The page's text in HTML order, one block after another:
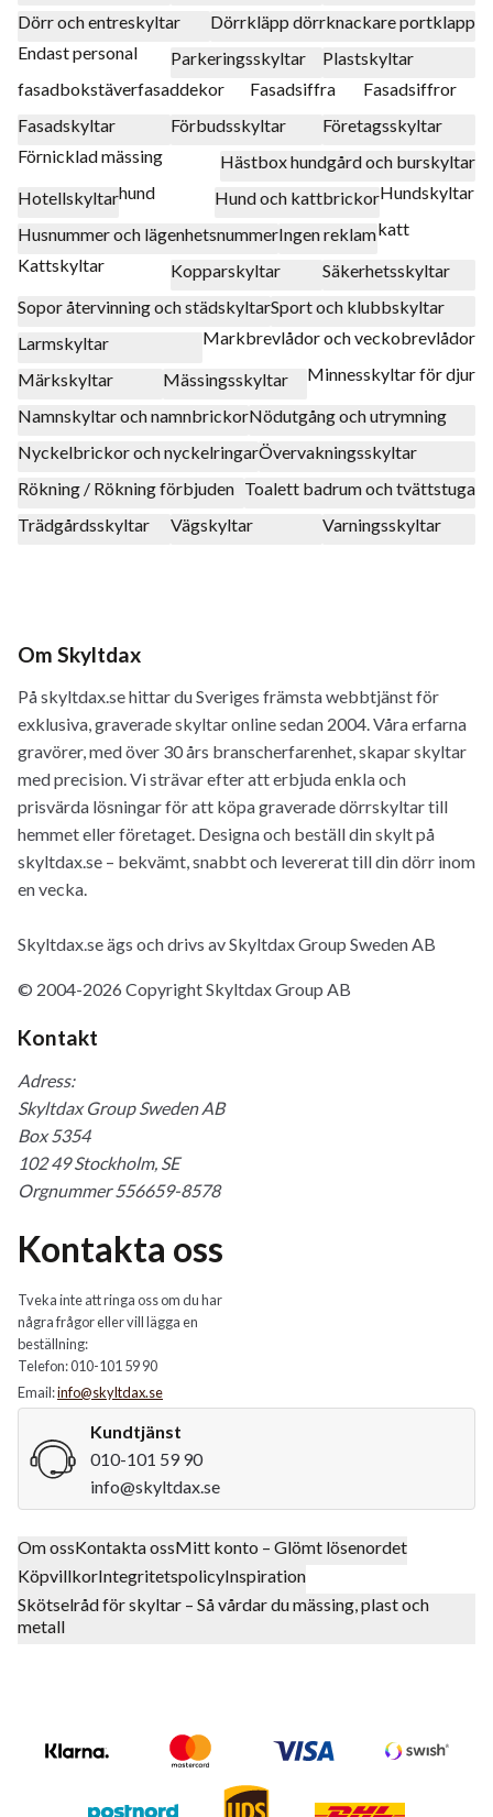
Dörr och entreskyltar
Dörrkläpp dörrknackare portklapp
Endast personal
Parkeringsskyltar
Plastskyltar
fasadbokstäverfasaddekor Fasadsiffra
Fasadsiffror
Fasadskyltar
Förbudsskyltar
Företagsskyltar
Förnicklad mässing
Hästbox hundgård och burskyltar
Hotellskyltarhund Hund och kattbrickorHundskyltar
Husnummer och lägenhetsnummerIngen reklamkatt
Kattskyltar
Kopparskyltar
Säkerhetsskyltar
Sopor återvinning och städskyltarSport och klubbskyltar
Larmskyltar
Markbrevlådor och veckobrevlådor
Märkskyltar
Mässingsskyltar
Minnesskyltar för djur
Namnskyltar och namnbrickorNödutgång och utrymning
Nyckelbrickor och nyckelringarÖvervakningsskyltar
Rökning / Rökning förbjuden Toalett badrum och tvättstuga
Trädgårdsskyltar
Vägskyltar Varningsskyltar
Om Skyltdax
På skyltdax.se hittar du Sveriges främsta webbtjänst för
exklusiva, graverade skyltar online sedan 2004. Våra erfarna
gravörer, med över 30 års branscherfarenhet, skapar skyltar
med precision. Vi strävar efter att erbjuda enkla och
prisvärda lösningar för att köpa graverade dörrskyltar till
hemmet eller företaget. Designa och beställ din skylt på
skyltdax.se – bekvämt, snabbt och levererat till din dörr inom
en vecka.
Skyltdax.se ägs och drivs av Skyltdax Group Sweden AB
© 2004-2026 Copyright Skyltdax Group AB
Kontakt
Adress:
Skyltdax Group Sweden AB
Box 5354
102 49 Stockholm, SE
Orgnummer 556659-8578
Kontakta oss
Tveka inte att ringa oss om du har
några frågor eller vill lägga en
beställning:
Telefon: 010-101 59 90
Email:info@skyltdax.se
Kundtjänst
010-101 59 90
info@skyltdax.se
Om ossKontakta ossMitt konto – Glömt lösenordet
KöpvillkorIntegritetspolicyInspiration
Skötselråd för skyltar – Så vårdar du mässing, plast och
metall
Mastercard LogoVisa Logo
Postnord UPS DHL